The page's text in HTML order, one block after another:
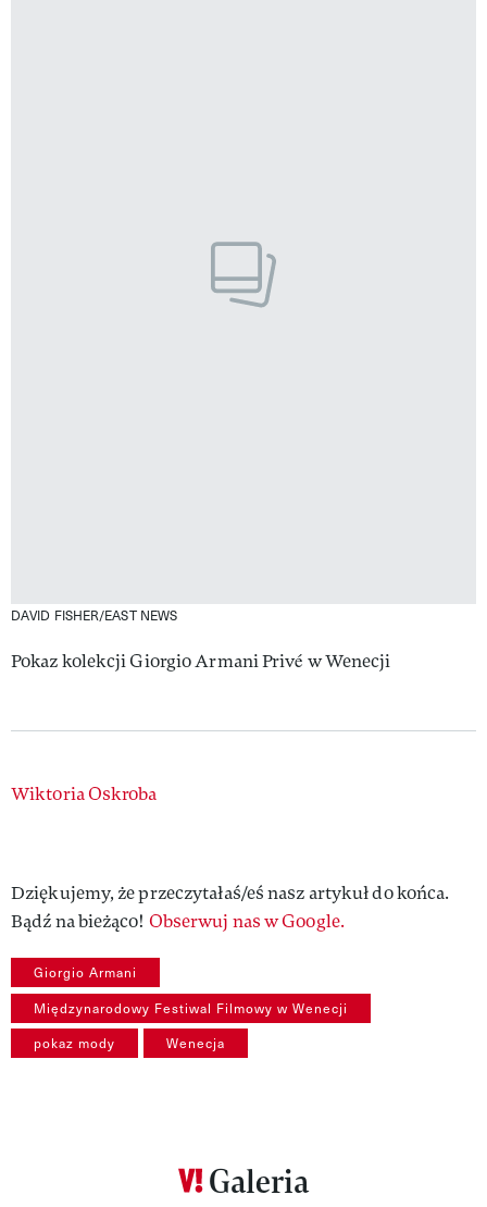
DAVID FISHER/EAST NEWS
Pokaz kolekcji Giorgio Armani Privé w Wenecji
Authors
Wiktoria Oskroba
Dziękujemy, że przeczytałaś/eś nasz artykuł do końca.
Bądź na bieżąco! Obserwuj nas w Google.
Giorgio Armani
Międzynarodowy Festiwal Filmowy w Wenecji
pokaz mody Wenecja
Galeria